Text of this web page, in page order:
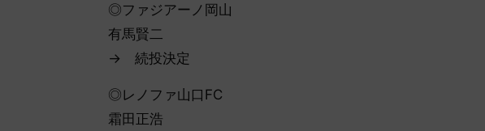
◎ファジアーノ岡山
有馬賢二
→ 続投決定
◎レノファ山口FC
霜田正浩